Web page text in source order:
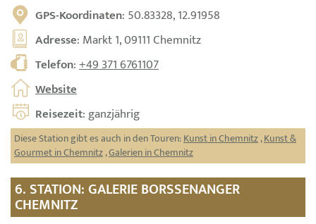
GPS-Koordinaten: 50.83328, 12.91958
Adresse: Markt 1, 09111 Chemnitz
Telefon:+49 371 6761107
Website
Reisezeit: ganzjährig
Diese Station gibt es auch in den Touren:Kunst in Chemnitz,Kunst &
Gourmet in Chemnitz,Galerien in Chemnitz
6. STATION: GALERIE BORSSENANGER
CHEMNITZ